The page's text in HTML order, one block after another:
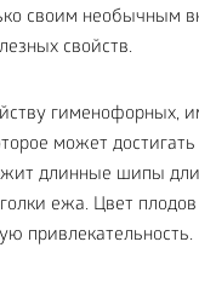
своим необычным
свойств.
гименофорных,
может
длинные шипы
ежа. Цвет
привлекательность.